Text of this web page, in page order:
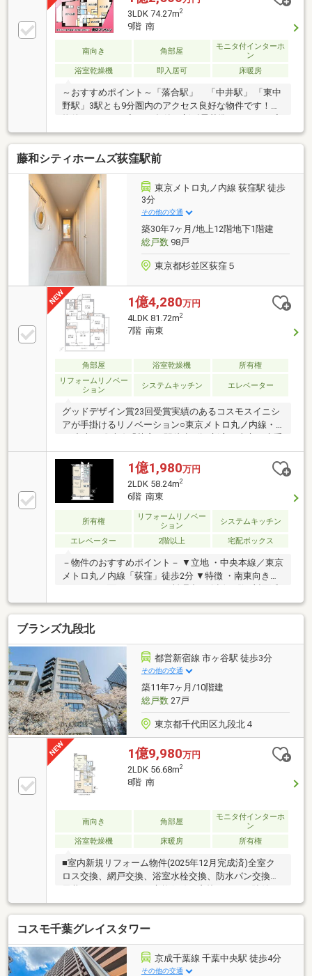
3LDK 74.27m2
9階 南
南向き 角部屋
モニタ付インターホ
ン
浴室乾燥機
即入居可 床暖房
～おすすめポイント～「落合駅」 「中井駅」 「東中
野駅」3駅とも9分圏内のアクセス良好な物件です！～
東京メトロ東西線「落合」駅 徒歩3分◆都営大江戸線
「中井」駅 徒歩7分◆JR総武線「東中野」駅 徒歩9分
◆3LDK 専有面積74.27㎡◆9階部分の角住戸(3方角)◆
眺望・通風ともに良好◆リノベーション済◆システム
キッチン・浴室・洗面台交換～当社の強み～◆頭金0
円から購入可!長期低金利50年ローン◆提携銀行多数、
住宅ローンご相談下さい◆車でまとめてご案内!自宅ま
で送迎も可
藤和シティホームズ荻窪駅前
東京メトロ丸ノ内線 荻窪駅 徒歩
3分
その他の交通
築30年7ヶ月/地上12階地下1階建
総戸数98戸
東京都杉並区荻窪５
1億4,280万円
4LDK 81.72m2
7階 南東
角部屋 浴室乾燥機
所有権
リフォームリノベー
ション
システムキッチン エレベーター
グッドデザイン賞23回受賞実績のあるコスモスイニシ
アが手掛けるリノベーション○東京メトロ丸ノ内線・
町へ直通アクセス○7階・81.72㎡・角住戸・4LDK○2面
バルコニーが光と風を招く住空間○杉並区立桃井第二
小学校徒歩8分、杉並区立松溪中学校徒歩14分※○ルミ
ネ荻窪、タウンセブンなど駅前の大型商業施設を身近
に使える日常○総戸数98戸・清水建設株式会社施工※最
短ルートで計測している為、通学路とは異なります。
1億1,980万円
2LDK 58.24m2
6階 南東
所有権
リフォームリノベー
ション
システムキッチン
エレベーター 2階以上 宅配ボックス
－物件のおすすめポイント－ ▼立地 ・中央本線／東京
メトロ丸ノ内線「荻窪」徒歩2分 ▼特徴 ・南東向きバ
キッチン ・各洋室にWIC・廊下に納戸を設置 ・玄関と
洗面室が近く、帰宅時の手洗いがスムーズ ▼2026年9
月室内リフォーム内容 【新規交換】キッチン、浴室、
洗面室、トイレ、建具 【新規貼替】壁・天井クロス、
フローリング 【その他】ハウスクリーニング 他 ▼周
辺環境 ・まいばすけっと荻窪4丁目店 徒歩1分(約80m)
■ ご希望の住まい探しをお手伝いします
━━━━━・・・ 物件の詳細・ご相談はお気軽にお問
い合わせください。
ブランズ九段北
都営新宿線 市ヶ谷駅 徒歩3分
その他の交通
築11年7ヶ月/10階建
総戸数27戸
東京都千代田区九段北４
1億9,980万円
2LDK 56.68m2
8階 南
南向き 角部屋
モニタ付インターホ
ン
浴室乾燥機
床暖房 所有権
■室内新規リフォーム物件(2025年12月完成済)全室ク
ロス交換、網戸交換、浴室水栓交換、防水パン交換、
給気口カバー交換、IHコンロ交換、レンジフード交
換、レジスター交換等■天然御影石のカウンタートッ
プを採用したキッチン・洗面所■軽音設計のユーティ
リティシンク■TES温水式床暖房(LD部分)■浄水器一体
型混合水栓■食器洗浄機■ガス温水式浴室暖房乾燥機■
二重床・二重天井構造採用■天井カセット型エアコン■
コスモ千葉グレイスタワー
京成千葉線 千葉中央駅 徒歩4分
その他の交通